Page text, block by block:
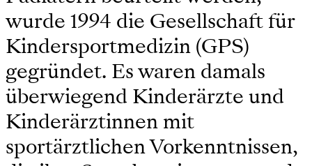
wurde 1994 die Gesellschaft für
Kindersportmedizin (GPS)
gegründet. Es waren damals
überwiegend Kinderärzte und
Kinderärztinnen mit
sportärztlichen Vorkenntnissen,